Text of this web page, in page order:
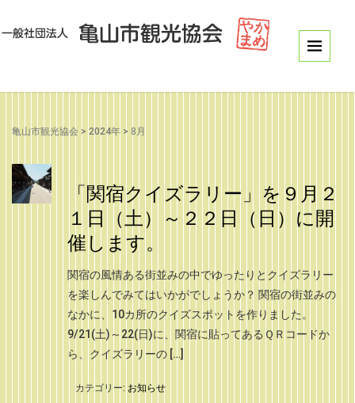
亀山市観光協会 > 2024年 > 8月
「関宿クイズラリー」を９月２
１日（土）～２２日（日）に開
催します。
関宿の風情ある街並みの中でゆったりとクイズラリー
を楽しんでみてはいかがでしょうか？ 関宿の街並みの
なかに、10カ所のクイズスポットを作りました。
9/21(土)～22(日)に、関宿に貼ってあるＱＲコードか
ら、クイズラリーの […]
カテゴリー: お知らせ